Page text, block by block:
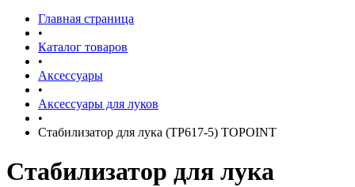
Главная страница
•
Каталог товаров
•
Аксессуары
•
Аксессуары для луков
•
Стабилизатор для лука (TP617-5) TOPOINT
Стабилизатор для лука